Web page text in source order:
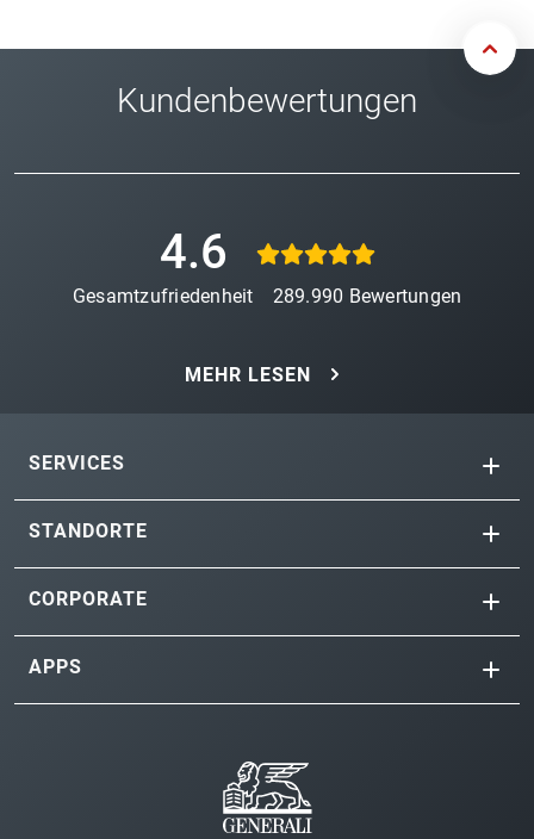
Kundenbewertungen
4.6
Gesamtzufriedenheit 289.990 Bewertungen
MEHR LESEN
SERVICES
STANDORTE
CORPORATE
APPS